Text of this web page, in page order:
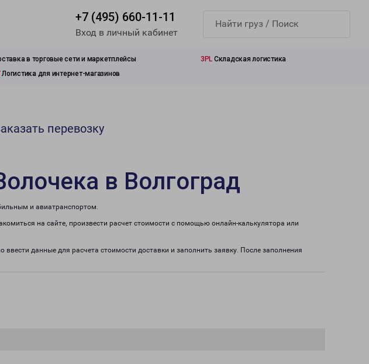
+7 (495) 660-11-11
Вход в личный кабинет
в торговые сети и маркетплейсы 3PL Складская логистика
Логистика для интернет-магазинов
перевозку
в Волгоград
и авиатранспортом.
на сайте, произвести расчет стоимости с помощью онлайн-калькулятора или
данные для расчета стоимости доставки и заполнить заявку. После заполнения